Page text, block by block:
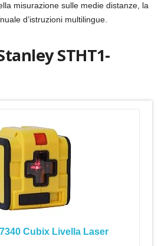
misurazione sulle medie distanze, la
d’istruzioni multilingue.
STHT1-
Cubix Livella Laser